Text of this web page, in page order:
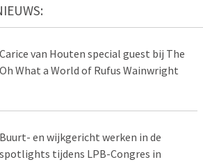
Carice van Houten special guest bij The
Oh What a World of Rufus Wainwright
Buurt- en wijkgericht werken in de
spotlights tijdens LPB-Congres in